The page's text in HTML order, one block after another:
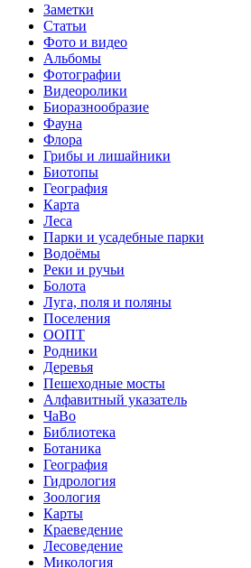
Заметки
Статьи
Фото и видео
Альбомы
Фотографии
Видеоролики
Биоразнообразие
Фауна
Флора
Грибы и лишайники
Биотопы
География
Карта
Леса
Парки и усадебные парки
Водоёмы
Реки и ручьи
Болота
Луга, поля и поляны
Поселения
ООПТ
Родники
Деревья
Пешеходные мосты
Алфавитный указатель
ЧаВо
Библиотека
Ботаника
География
Гидрология
Зоология
Карты
Краеведение
Лесоведение
Микология